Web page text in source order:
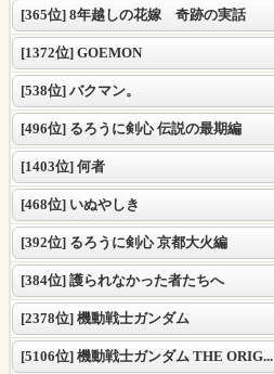
[365位] 8年越しの花嫁 奇跡の実話
[1372位] GOEMON
[538位] バクマン。
[496位] るろうに剣心 伝説の最期編
[1403位] 何者
[468位] いぬやしき
[392位] るろうに剣心 京都大火編
[384位] 護られなかった者たちへ
[2378位] 機動戦士ガンダム
[5106位] 機動戦士ガンダム THE ORIG...